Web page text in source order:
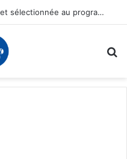
Cameroun : la startup YamoFret sélectionnée au programme HEC Challenge+ Afrique pour accélérer la transformation du fret en Afrique centrale